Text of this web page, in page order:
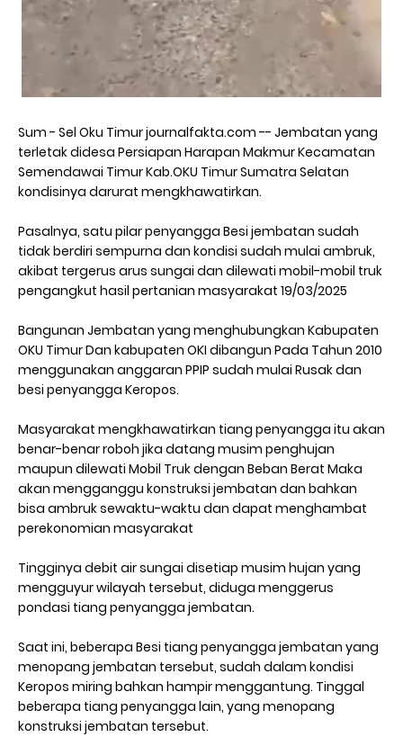
Sum - Sel Oku Timur journalfakta.com -- Jembatan yang
terletak didesa Persiapan Harapan Makmur Kecamatan
Semendawai Timur Kab.OKU Timur Sumatra Selatan
kondisinya darurat mengkhawatirkan.
Pasalnya, satu pilar penyangga Besi jembatan sudah
tidak berdiri sempurna dan kondisi sudah mulai ambruk,
akibat tergerus arus sungai dan dilewati mobil-mobil truk
pengangkut hasil pertanian masyarakat 19/03/2025
Bangunan Jembatan yang menghubungkan Kabupaten
OKU Timur Dan kabupaten OKI dibangun Pada Tahun 2010
menggunakan anggaran PPIP sudah mulai Rusak dan
besi penyangga Keropos.
Masyarakat mengkhawatirkan tiang penyangga itu akan
benar-benar roboh jika datang musim penghujan
maupun dilewati Mobil Truk dengan Beban Berat Maka
akan mengganggu konstruksi jembatan dan bahkan
bisa ambruk sewaktu-waktu dan dapat menghambat
perekonomian masyarakat
Tingginya debit air sungai disetiap musim hujan yang
mengguyur wilayah tersebut, diduga menggerus
pondasi tiang penyangga jembatan.
Saat ini, beberapa Besi tiang penyangga jembatan yang
menopang jembatan tersebut, sudah dalam kondisi
Keropos miring bahkan hampir menggantung. Tinggal
beberapa tiang penyangga lain, yang menopang
konstruksi jembatan tersebut.